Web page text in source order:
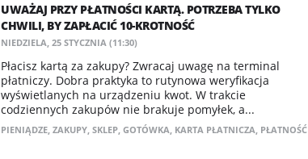
UWAŻAJ PRZY PŁATNOŚCI KARTĄ. POTRZEBA TYLKO
CHWILI, BY ZAPŁACIĆ 10-KROTNOŚĆ
NIEDZIELA, 25 STYCZNIA (11:30)
Płacisz kartą za zakupy? Zwracaj uwagę na terminal
płatniczy. Dobra praktyka to rutynowa weryfikacja
wyświetlanych na urządzeniu kwot. W trakcie
codziennych zakupów nie brakuje pomyłek, a...
PIENIĄDZE, ZAKUPY, SKLEP, GOTÓWKA, KARTA PŁATNICZA, PŁATNOŚĆ